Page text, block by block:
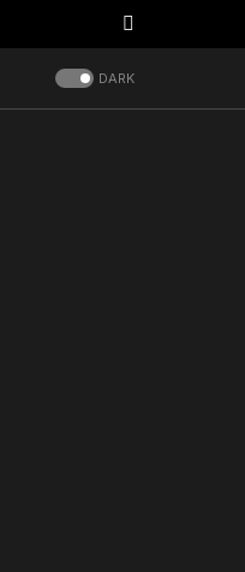
DARK